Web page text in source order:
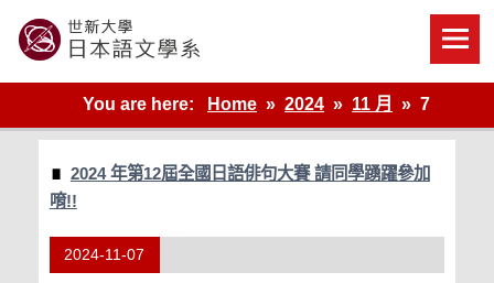
content
世新大學教學單位的網站
You are here:
Home 2024 11 月 7
2024 年第12屆全國日語俳句大賽 請同學踴躍參加
唷!!
2024-11-07